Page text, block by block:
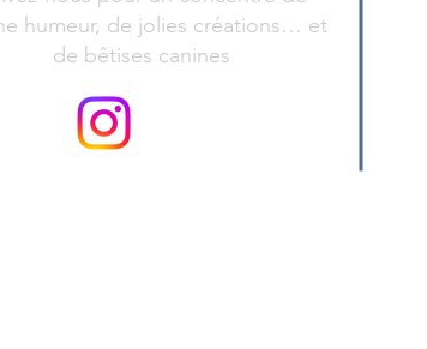
humeur, de jolies créations… et
de bêtises canines